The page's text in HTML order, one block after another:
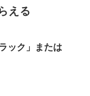
える
ック」または